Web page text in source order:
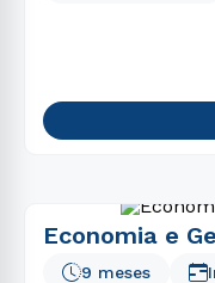
Economia e
9 meses